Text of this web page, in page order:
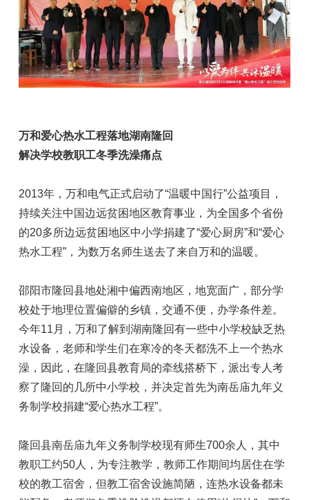
万和爱心热水工程落地湖南隆回
解决学校教职工冬季洗澡痛点
2013年，万和电气正式启动了“温暖中国行”公益项目，
持续关注中国边远贫困地区教育事业，为全国多个省份
的20多所边远贫困地区中小学捐建了“爱心厨房”和“爱心
热水工程”，为数万名师生送去了来自万和的温暖。
邵阳市隆回县地处湘中偏西南地区，地宽面广，部分学
校处于地理位置偏僻的乡镇，交通不便，办学条件差。
今年11月，万和了解到湖南隆回有一些中小学校缺乏热
水设备，老师和学生们在寒冷的冬天都洗不上一个热水
澡，因此，在隆回县教育局的牵线搭桥下，派出专人考
察了隆回的几所中小学校，并决定首先为南岳庙九年义
务制学校捐建“爱心热水工程”。
隆回县南岳庙九年义务制学校现有师生700余人，其中
教职工约50人，为专注教学，教师工作期间均居住在学
校的教工宿舍，但教工宿舍设施简陋，连热水设备都未